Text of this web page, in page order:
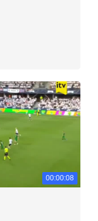
00:00:08